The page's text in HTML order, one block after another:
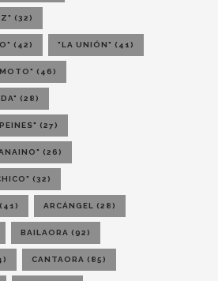
(32)
(42) "LA UNIÓN" (41)
(46)
(28)
(27)
(26)
(32)
(41) ARCÁNGEL (28)
BAILAORA (92)
CANTAORA (85)